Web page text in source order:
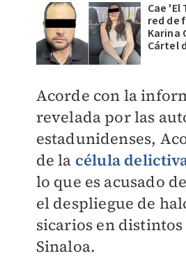
Cae
red de
Karina
Cártel
​Acorde con la
revelada por las
estadunidenses,
de la célula
lo que es acusado
el despliegue de
sicarios en
Sinaloa.